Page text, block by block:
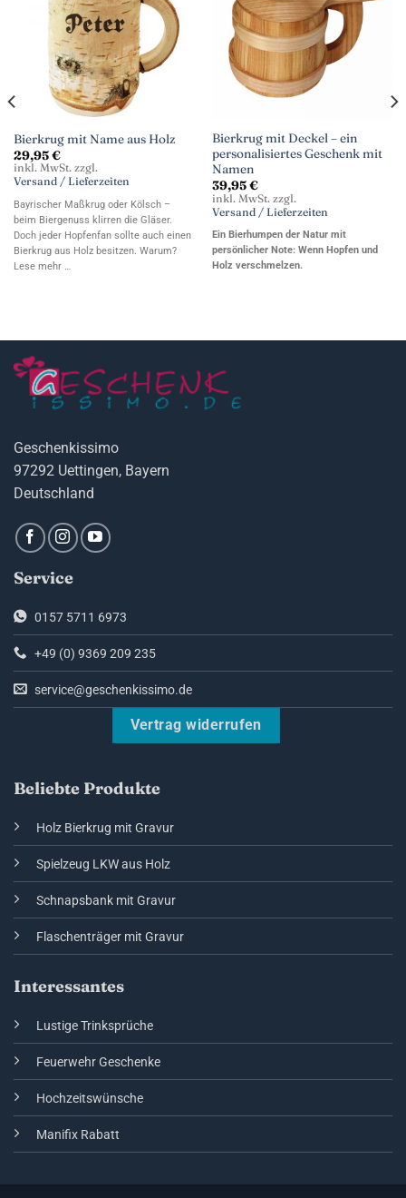
Bierkrug mit Name aus Holz
29,95€
inkl. MwSt. zzgl.
Versand / Lieferzeiten
Bayrischer Maßkrug oder Kölsch –
beim Biergenuss klirren die Gläser.
Doch jeder Hopfenfan sollte auch einen
Bierkrug aus Holz besitzen. Warum?
Lese mehr …
Bierkrug mit Deckel – ein
personalisiertes Geschenk mit
Namen
39,95€
inkl. MwSt. zzgl.
Versand / Lieferzeiten
Ein Bierhumpen der Natur mit
persönlicher Note: Wenn Hopfen und
Holz verschmelzen.
Geschenkissimo
97292 Uettingen, Bayern
Deutschland
Service
0157 5711 6973
+49 (0) 9369 209 235
service@geschenkissimo.de
Vertrag widerrufen
Beliebte Produkte
Holz Bierkrug mit Gravur
Spielzeug LKW aus Holz
Schnapsbank mit Gravur
Flaschenträger mit Gravur
Interessantes
Lustige Trinksprüche
Feuerwehr Geschenke
Hochzeitswünsche
Manifix Rabatt